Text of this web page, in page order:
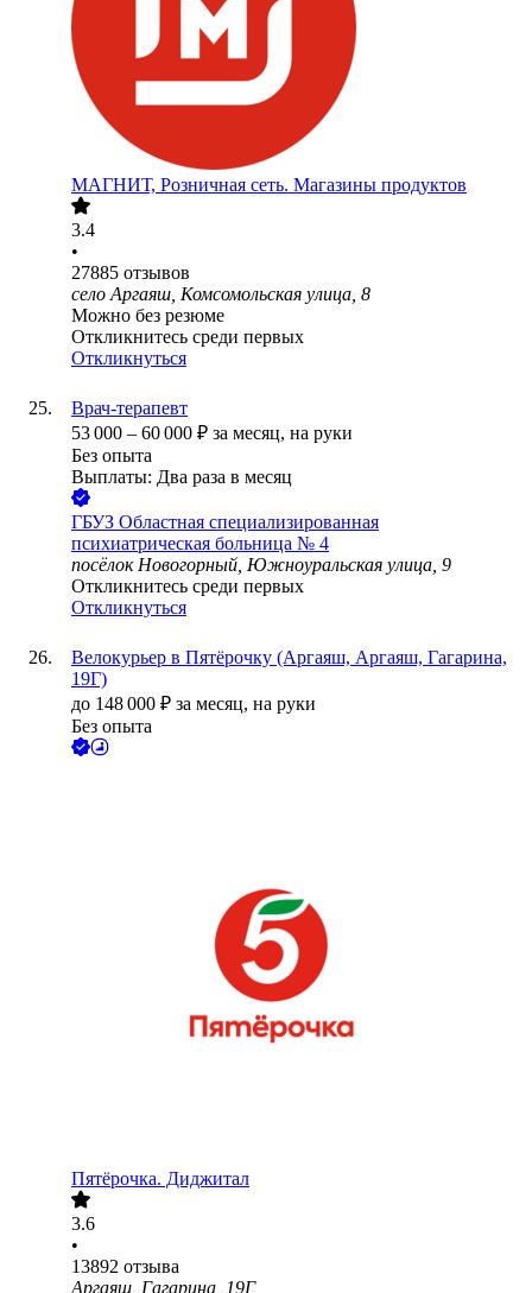
МАГНИТ, Розничная сеть. Магазины продуктов
3.4
•
27885 отзывов
село Аргаяш, Комсомольская улица, 8
Можно без резюме
Откликнитесь среди первых
Откликнуться
Врач-терапевт
53 000 – 60 000 ₽ за месяц, на руки
Без опыта
Выплаты: Два раза в месяц
ГБУЗ Областная специализированная
психиатрическая больница № 4
посёлок Новогорный, Южноуральская улица, 9
Откликнитесь среди первых
Откликнуться
Велокурьер в Пятёрочку (Аргаяш, Аргаяш, Гагарина,
19Г)
до 148 000 ₽ за месяц, на руки
Без опыта
Пятёрочка. Диджитал
3.6
•
13892 отзыва
Аргаяш, Гагарина, 19Г